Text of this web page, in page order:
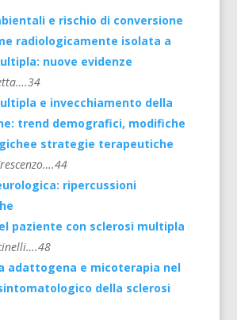
e rischio di conversione
radiologicamente isolata a
nuove evidenze
e invecchiamento della
trend demografici, modifiche
strategie terapeutiche
ripercussioni
paziente con sclerosi multipla
adattogena e micoterapia nel
della sclerosi